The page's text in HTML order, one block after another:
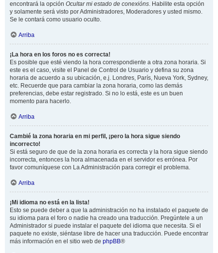
encontrará la opción Ocultar mi estado de conexións. Habilite esta opción
y solamente será visto por Administradores, Moderadores y usted mismo.
Se le contará como usuario oculto.
Arriba
¡La hora en los foros no es correcta!
Es posible que esté viendo la hora correspondiente a otra zona horaria. Si
este es el caso, visite el Panel de Control de Usuario y defina su zona
horaria de acuerdo a su ubicación, e.j. Londres, París, Nueva York, Sydney,
etc. Recuerde que para cambiar la zona horaria, como las demás
preferencias, debe estar registrado. Si no lo está, este es un buen
momento para hacerlo.
Arriba
Cambié la zona horaria en mi perfil, ¡pero la hora sigue siendo
incorrecto!
Si está seguro de que de la zona horaria es correcta y la hora sigue siendo
incorrecta, entonces la hora almacenada en el servidor es errónea. Por
favor comuníquese con La Administración para corregir el problema.
Arriba
¡Mi idioma no está en la lista!
Esto se puede deber a que la administración no ha instalado el paquete de
su idioma para el foro o nadie ha creado una traducción. Pregúntele a un
Administrador si puede instalar el paquete del idioma que necesita. Si el
paquete no existe, siéntase libre de hacer una traducción. Puede encontrar
más información en el sitio web de phpBB®